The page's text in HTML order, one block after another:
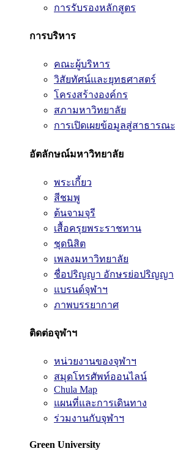
การรับรองหลักสูตร
การบริหาร
คณะผู้บริหาร
วิสัยทัศน์และยุทธศาสตร์
โครงสร้างองค์กร
สภามหาวิทยาลัย
การเปิดเผยข้อมูลสู่สาธารณะ
อัตลักษณ์มหาวิทยาลัย
พระเกี้ยว
สีชมพู
ต้นจามจุรี
เสื้อครุยพระราชทาน
ชุดนิสิต
เพลงมหาวิทยาลัย
ชื่อปริญญา อักษรย่อปริญญา
แบรนด์จุฬาฯ
ภาพบรรยากาศ
ติดต่อจุฬาฯ
หน่วยงานของจุฬาฯ
สมุดโทรศัพท์ออนไลน์
Chula Map
แผนที่และการเดินทาง
ร่วมงานกับจุฬาฯ
Green University